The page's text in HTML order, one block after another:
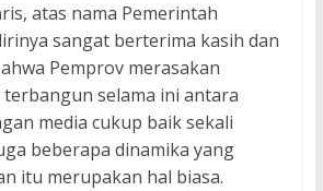
atas nama Pemerintah
sangat berterima kasih dan
Pemprov merasakan
selama ini antara
media cukup baik sekali
beberapa dinamika yang
itu merupakan hal biasa.